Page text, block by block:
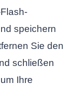
speichern
Sie den
schließen
Ihre